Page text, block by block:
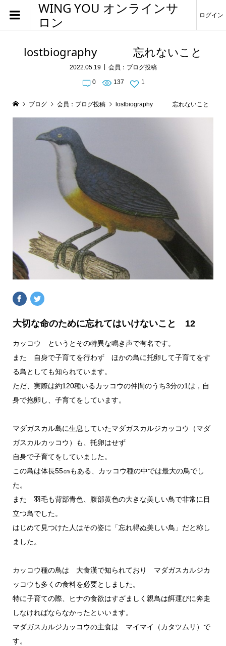
WING YOU オンラインサ
ロン
ログイン
lostbiography 忘れないこと
2022.05.19 会員：ブログ投稿
0 137 1
ブログ 会員：ブログ投稿 lostbiography 忘れないこと
大切な命のために忘れてはいけないこと 12
カッコウ というとその特異な鳴き声で有名です。
また 自身で子育てを行わず ほかの鳥に托卵して子育てをす
る鳥としても知られています。
ただ、実際は約120種いるカッコウの仲間のうち3分の1は，自
身で抱卵し、子育てをしています。
マダガスカル島に生息していたマダガスカルジカッコウ（マダ
ガスカルカッコウ）も、托卵はせず
自身で子育てをしていました。
この鳥は体長55㎝もある、カッコウ種の中では最大の鳥でし
た。
また 羽毛も背部青色、腹部黄色の大きな美しい鳥で非常に目
立つ鳥でした。
はじめて見つけた人はその姿に「忘れ得ぬ美しい鳥」だと称し
ました。
カッコウ種の鳥は 大食漢で知られており マダガスカルジカ
ッコウも多くの食料を必要としました。
特に子育ての際、ヒナの食欲はすざましく親鳥は餌運びに奔走
しなければならなかったといいます。
マダガスカルジカッコウの主食は マイマイ（カタツムリ）で
す。